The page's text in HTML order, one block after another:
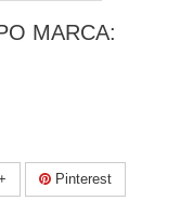
MARCA:
Pinterest